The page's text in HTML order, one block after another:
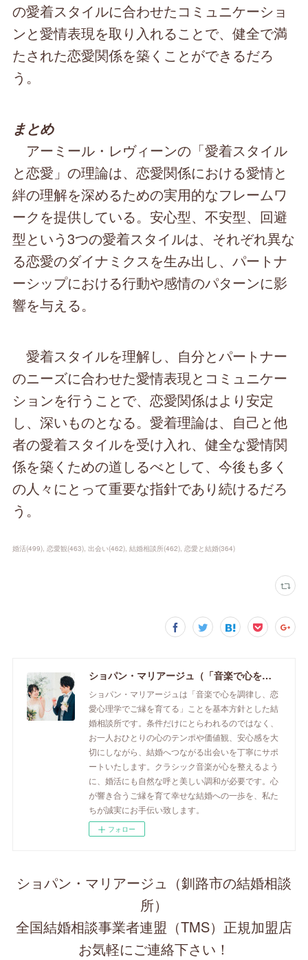
の愛着スタイルに合わせたコミュニケーショ
ンと愛情表現を取り入れることで、健全で満
たされた恋愛関係を築くことができるだろ
う。
まとめ
アーミール・レヴィーンの「愛着スタイル
と恋愛」の理論は、恋愛関係における愛情と
絆の理解を深めるための実用的なフレームワ
ークを提供している。安心型、不安型、回避
型という3つの愛着スタイルは、それぞれ異な
る恋愛のダイナミクスを生み出し、パートナ
ーシップにおける行動や感情のパターンに影
響を与える。
愛着スタイルを理解し、自分とパートナー
のニーズに合わせた愛情表現とコミュニケー
ションを行うことで、恋愛関係はより安定
し、深いものとなる。愛着理論は、自己と他
者の愛着スタイルを受け入れ、健全な愛情関
係を築くための道しるべとして、今後も多く
の人々にとって重要な指針であり続けるだろ
う。
婚活(499) 恋愛観(463) 出会い(462) 結婚相談所(462) 恋愛と結婚(364)
ショパン・マリアージュ（「音楽で心を調律し恋愛心理学でご縁を育てる」釧路市の結婚相談所）/ 全国結婚相談事業者連盟正規加盟店 / cherry-piano.com
ショパン・マリアージュは「音楽で心を調律し、恋
愛心理学でご縁を育てる」ことを基本方針とした結
婚相談所です。条件だけにとらわれるのではなく、
お一人おひとりの心のテンポや価値観、安心感を大
切にしながら、結婚へつながる出会いを丁寧にサポ
ートいたします。クラシック音楽が心を整えるよう
に、婚活にも自然な呼と美しい調和が必要です。心
が響き合うご縁を育て幸せな結婚への一歩を、私た
ちが誠実にお手伝い致します。
フォロー
ショパン・マリアージュ（釧路市の結婚相談
所）
全国結婚相談事業者連盟（TMS）正規加盟店
お気軽にご連絡下さい！